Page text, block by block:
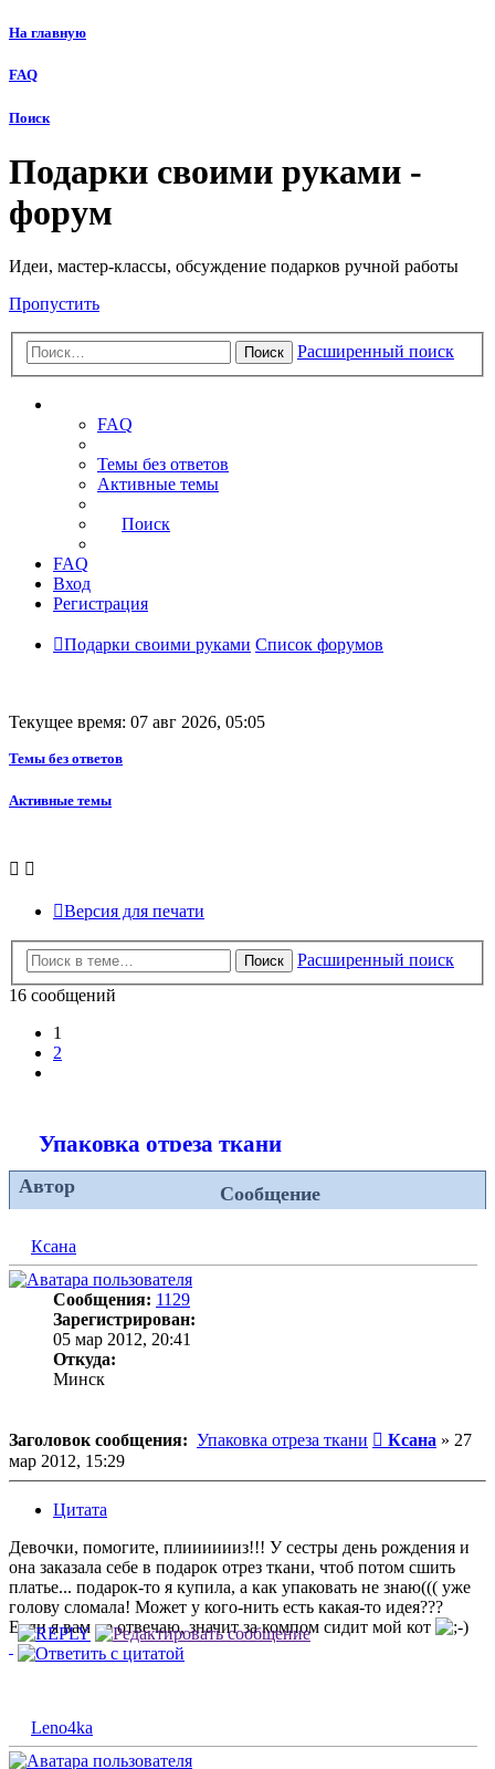
На главную
FAQ
Поиск
Подарки своими руками -
форум
Идеи, мастер-классы, обсуждение подарков ручной работы
Пропустить
Поиск Расширенный поиск
FAQ
Темы без ответов
Активные темы
Поиск
FAQ
Вход
Регистрация
Подарки своими руками Список форумов
Текущее время: 07 авг 2026, 05:05
Темы без ответов
Активные темы
Версия для печати
Поиск
Расширенный поиск
16 сообщений
1
2
Упаковка отреза ткани
Автор Сообщение
Ксана
Сообщения: 1129
Зарегистрирован:
05 мар 2012, 20:41
Откуда:
Минск
Заголовок сообщения: Упаковка отреза ткани Сообщение
Ксана » 27
мар 2012, 15:29
Цитата
Девочки, помогите, плииииииз!!! У сестры день рождения и
она заказала себе в подарок отрез ткани, чтоб потом сшить
платье... подарок-то я купила, а как упаковать не знаю((( уже
голову сломала! Может у кого-нить есть какая-то идея???
Если я вам не отвечаю, значит за компом сидит мой кот
Leno4ka